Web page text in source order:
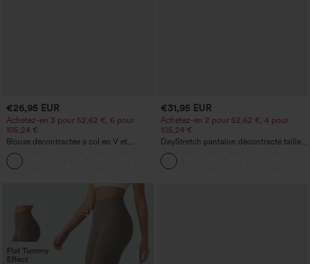
€26,95 EUR
Achetez-en 3 pour 52,62 €, 6 pour
105,24 €
Blouse décontractée à col en V et
manches courtes bouffantes
€31,95 EUR
Achetez-en 2 pour 52,62 €, 4 pour
105,24 €
DayStretch pantalon décontracté taille
haute avec poches et coupe droite